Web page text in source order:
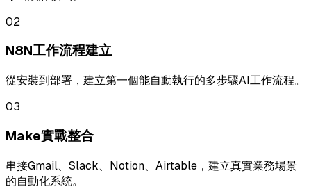
02
N8N工作流程建立
從安裝到部署，建立第一個能自動執行的多步驟AI工作流程。
03
Make實戰整合
串接Gmail、Slack、Notion、Airtable，建立真實業務場景
的自動化系統。